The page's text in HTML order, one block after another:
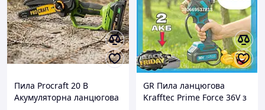
Пила Procraft 20 В
Акумуляторна ланцюгова
GR Пила ланцюгова
Krafftec Prime Force 36V з